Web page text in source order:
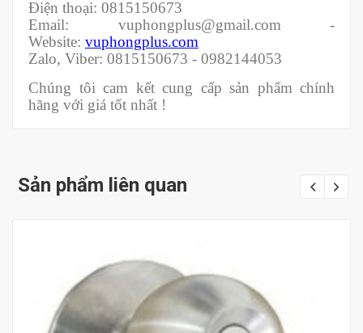
Điện thoại: 0815150673
Email: vuphongplus@gmail.com -
Website: vuphongplus.com
Zalo, Viber: 0815150673 - 0982144053
Chúng tôi cam kết cung cấp sản phẩm chính
hãng với giá tốt nhất !
Sản phẩm liên quan